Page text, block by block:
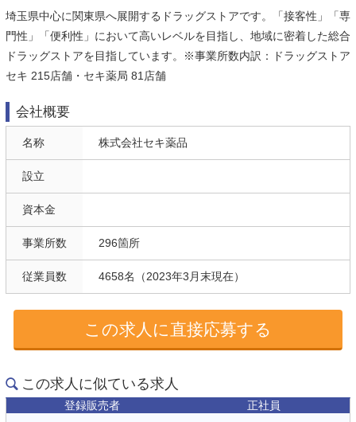
埼玉県中心に関東県へ展開するドラッグストアです。「接客性」「専
門性」「便利性」において高いレベルを目指し、地域に密着した総合
ドラッグストアを目指しています。※事業所数内訳：ドラッグストア
セキ 215店舗・セキ薬局 81店舗
会社概要
名称 株式会社セキ薬品
設立
資本金
事業所数 296箇所
従業員数 4658名（2023年3月末現在）
この求人に直接応募する
この求人に似ている求人
登録販売者 正社員